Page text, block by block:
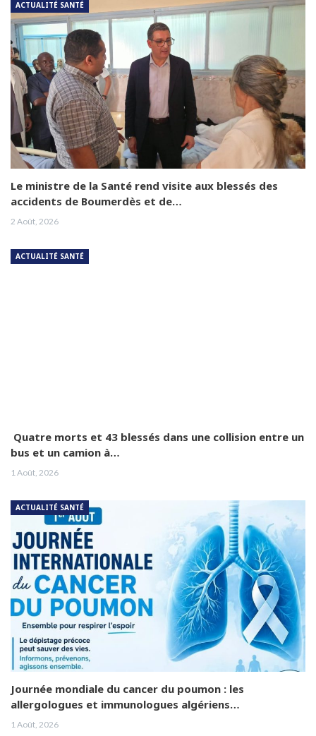
ACTUALITÉ SANTÉ
Le ministre de la Santé rend visite aux blessés des
accidents de Boumerdès et de…
2 Août, 2026
ACTUALITÉ SANTÉ
Quatre morts et 43 blessés dans une collision entre un
bus et un camion à…
1 Août, 2026
ACTUALITÉ SANTÉ
Journée mondiale du cancer du poumon : les
allergologues et immunologues algériens…
1 Août, 2026